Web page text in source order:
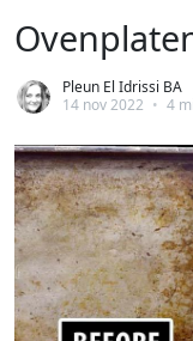
Pleun El Idrissi BA
14 nov 2022 • 4